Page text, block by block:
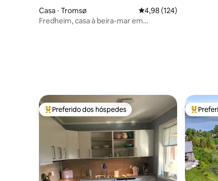
Casa ⋅ Tromsø 4,98 de uma avaliação
4,98 (124)
Fredheim, casa à beira-mar em
Entre os melhores preferidos dos hóspedes
Preferido dos hóspedes Entre